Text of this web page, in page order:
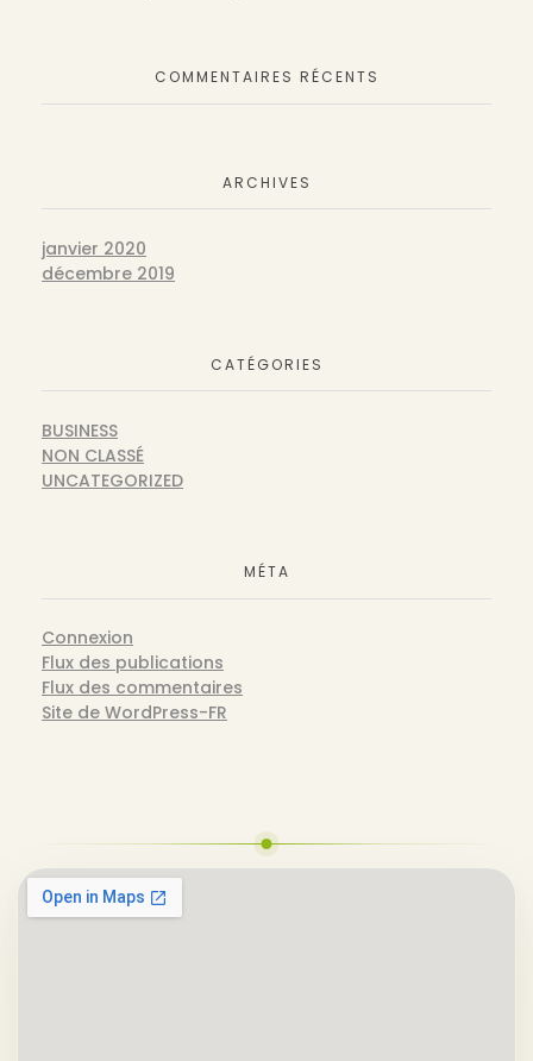
COMMENTAIRES RÉCENTS
ARCHIVES
janvier 2020
décembre 2019
CATÉGORIES
BUSINESS
NON CLASSÉ
UNCATEGORIZED
MÉTA
Connexion
Flux des publications
Flux des commentaires
Site de WordPress-FR